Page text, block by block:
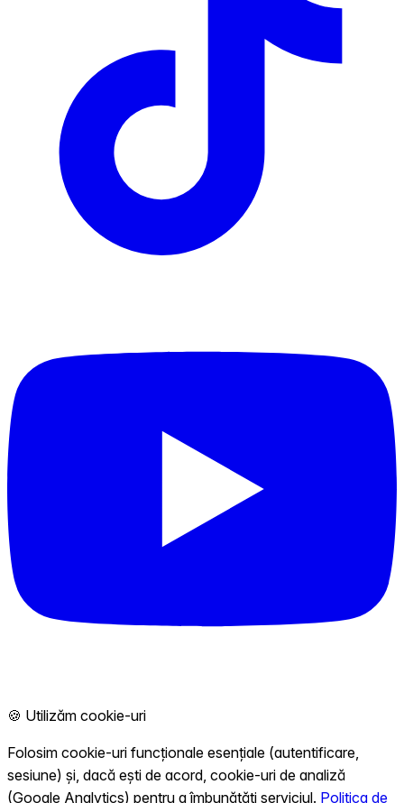
🍪 Utilizăm cookie-uri
Folosim cookie-uri funcționale esențiale (autentificare,
sesiune) și, dacă ești de acord, cookie-uri de analiză
(Google Analytics) pentru a îmbunătăți serviciul. Politica de